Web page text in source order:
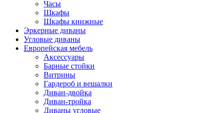
Часы
Шкафы
Шкафы книжные
Эркерные диваны
Угловые диваны
Европейская мебель
Аксессуары
Барные стойки
Витрины
Гардероб и вешалки
Диван-двойка
Диван-тройка
Диваны угловые